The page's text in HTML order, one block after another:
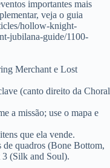
importantes mais
veja o guia
hollow-knight-
jubilana-guide/1100-
Merchant e Lost
(canto direito da Choral
a missão; use o mapa e
que ela vende.
de quadros (Bone Bottom,
(Silk and Soul).